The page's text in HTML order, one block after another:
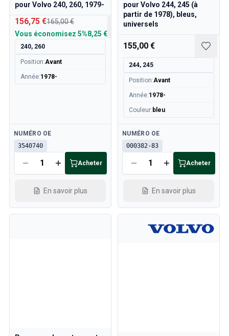
pour Volvo 240, 260, 1979-
156,75 €165,00 €
Vous économisez 5%8,25 €
240, 260
Position:Avant
Année:1978-
Disponible
NUMÉRO OE
3540740
Acheter
En savoir plus
pour Volvo 244, 245 (à
partir de 1978), bleus,
universels
155,00 €
244, 245
Position:Avant
Année:1978-
Couleur: bleu
Disponible
NUMÉRO OE
000382-83
Acheter
En savoir plus